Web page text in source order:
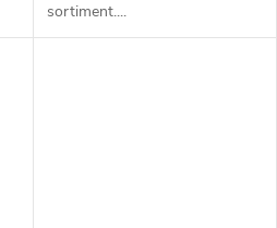
sortiment....